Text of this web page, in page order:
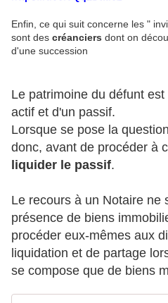
Enfin, ce qui suit concerne les "
sont des créanciers dont on
d'une succession
Le patrimoine du défunt
actif et d'un passif.
Lorsque se pose la
donc, avant de procéder à
liquider le passif.
Le recours à un Notaire ne
présence de biens
procéder eux-mêmes aux
liquidation et de partage
se compose que de biens